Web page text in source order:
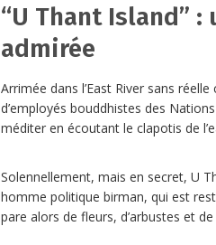
“U Thant Island”
admirée
Arrimée dans l’East River sans
d’employés bouddhistes des
méditer en écoutant le clapotis de
Solennellement, mais en secret, U
homme politique birman, qui est
pare alors de fleurs, d’arbustes et